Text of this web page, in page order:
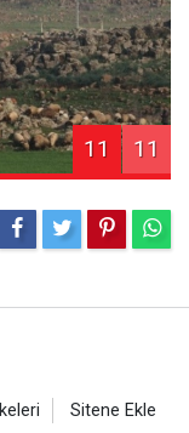
11 11
Sitene Ekle